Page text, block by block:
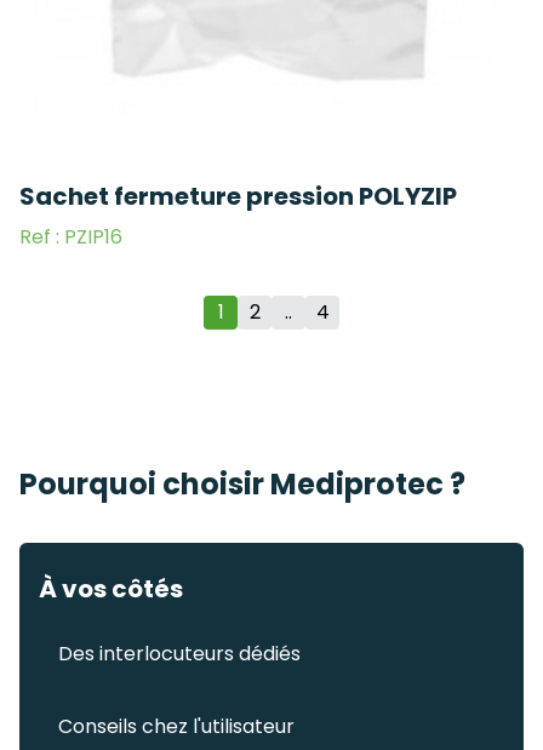
Sachet fermeture pression POLYZIP
Ref : PZIP16
1 2 .. 4
Pourquoi choisir Mediprotec ?
À vos côtés
Des interlocuteurs dédiés
Conseils chez l'utilisateur